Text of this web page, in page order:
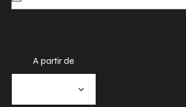
A partir de